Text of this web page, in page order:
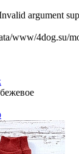
argument
www/4dog.su/